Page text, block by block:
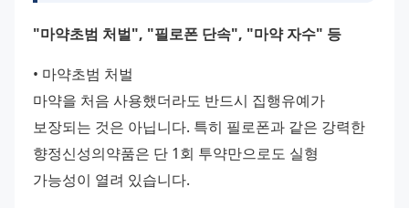
"마약초범 처벌", "필로폰 단속", "마약 자수" 등
• 마약초범 처벌
마약을 처음 사용했더라도 반드시 집행유예가
보장되는 것은 아닙니다. 특히 필로폰과 같은 강력한
향정신성의약품은 단 1회 투약만으로도 실형
가능성이 열려 있습니다.